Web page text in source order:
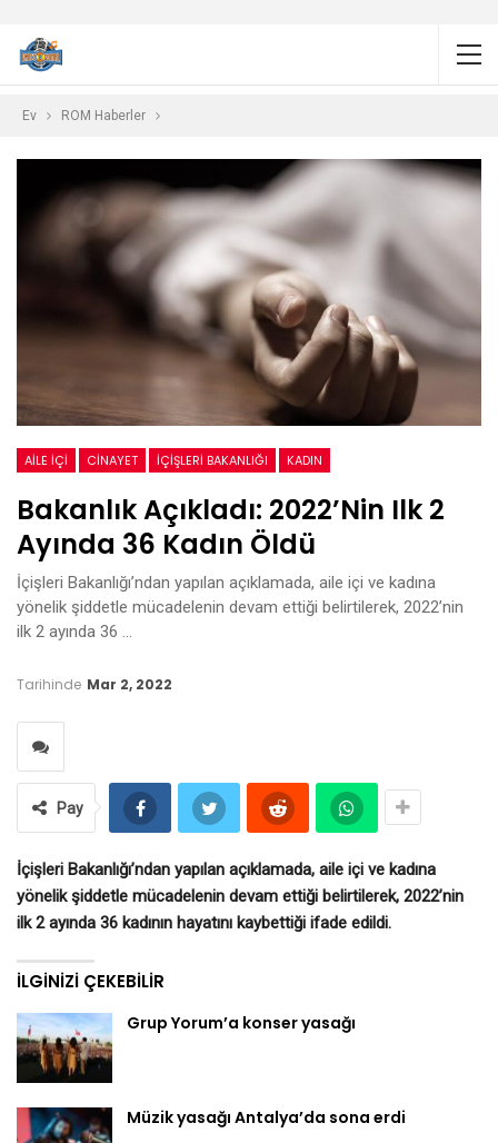
Ev ROM Haberler
AILE İÇI CINAYET İÇIŞLERI BAKANLIĞI KADIN
Bakanlık Açıkladı: 2022’nin Ilk 2
Ayında 36 Kadın Öldü
İçişleri Bakanlığı’ndan yapılan açıklamada, aile içi ve kadına
yönelik şiddetle mücadelenin devam ettiği belirtilerek, 2022’nin
ilk 2 ayında 36 …
Tarihinde Mar 2, 2022
Pay
İçişleri Bakanlığı’ndan yapılan açıklamada, aile içi ve kadına
yönelik şiddetle mücadelenin devam ettiği belirtilerek, 2022’nin
ilk 2 ayında 36 kadının hayatını kaybettiği ifade edildi.
İLGINIZI ÇEKEBILIR
Grup Yorum’a konser yasağı
Müzik yasağı Antalya’da sona erdi